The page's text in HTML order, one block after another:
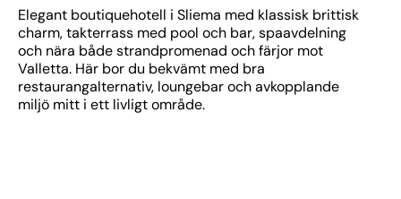
Elegant boutiquehotell i Sliema med klassisk brittisk
charm, takterrass med pool och bar, spaavdelning
och nära både strandpromenad och färjor mot
Valletta. Här bor du bekvämt med bra
restaurangalternativ, loungebar och avkopplande
miljö mitt i ett livligt område.